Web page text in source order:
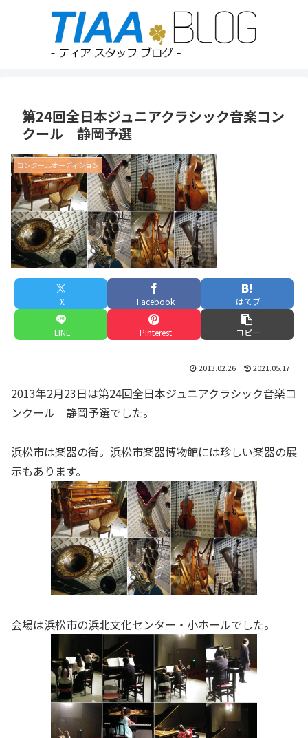
第24回全日本ジュニアクラシック音楽コン
クール 静岡予選
コンクールオーディション
X Facebook はてブ
LINE Pinterest コピー
2013.02.26 2021.05.17
2013年2月23日は第24回全日本ジュニアクラシック音楽コ
ンクール 静岡予選でした。
浜松市は楽器の街。浜松市楽器博物館には珍しい楽器の展
示もあります。
会場は浜松市の浜北文化センター・小ホールでした。